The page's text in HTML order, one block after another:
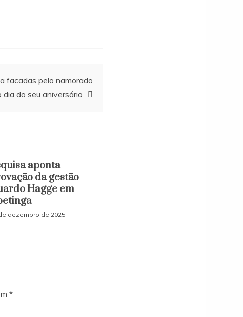
facadas pelo namorado
dia do seu aniversário
aponta
da gestão
Hagge em
dezembro de 2025
*